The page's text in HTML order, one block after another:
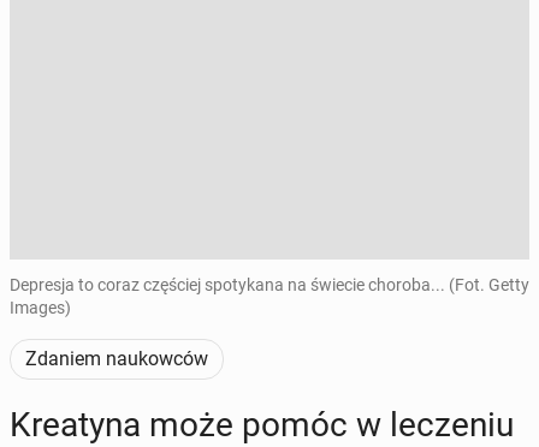
Depresja to coraz częściej spotykana na świecie choroba... (Fot. Getty
Images)
Zdaniem naukowców
Kre­aty­na może pomóc w le­cze­niu